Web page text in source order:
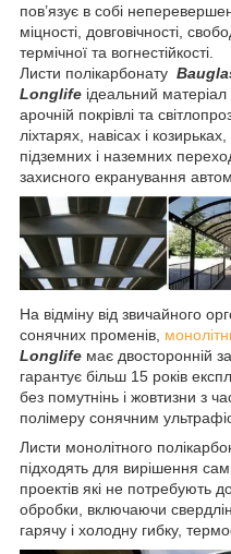
пов’язує в собі
міцності, довговічності,
термічної та вогнестійкості.
Листи полікарбонату
Longlife ідеальний
арочній покрівлі та
ліхтарях, навісах і
підземних і наземних
захисного екранування
На відміну від звичайного
сонячних променів,
Longlife має двосторонній
гарантує більш 15 років
без помутнінь і жовтизни з
полімеру сонячним
Листи монолітного
підходять для вирішення
проектів які не потребують
обробки, включаючи
гарячу і холодну гибку,